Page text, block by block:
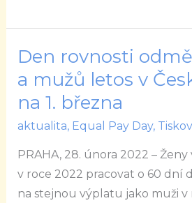
2022
Den rovnosti
a mužů letos v
na 1. března
aktualita, Equal Pay Day,
PRAHA, 28. února 2022 –
v roce 2022 pracovat o 60 dní
na stejnou výplatu jako muži v
Den
rovnosti
odměňování
žen
a
mužů
letos
v